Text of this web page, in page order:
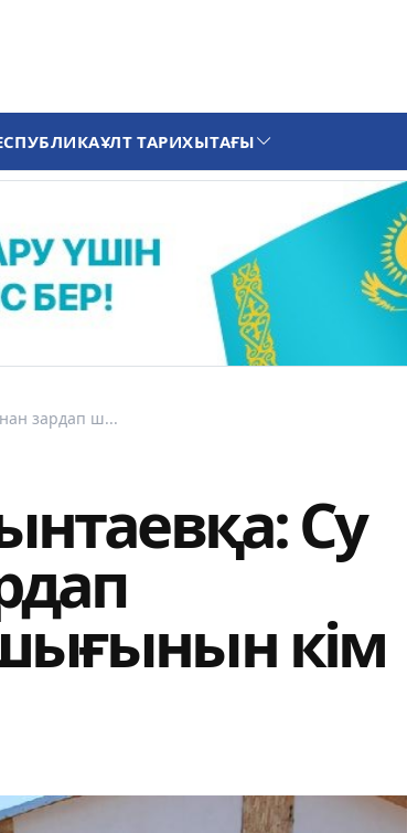
ҰЛТ ТАРИХЫТАҒЫ
зардап ш...
Су
кім